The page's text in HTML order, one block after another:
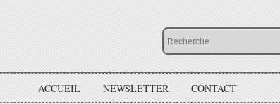
ACCUEIL NEWSLETTER CONTACT